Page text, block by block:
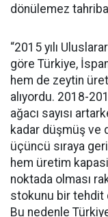
dönülemez
“2015 yılı
göre Türkiye,
hem de zeytin
alıyordu. 2018-
ağacı sayısı
kadar düşmüş ve
üçüncü sıraya
hem üretim
noktada olması
stokunu bir tehdit
Bu nedenle